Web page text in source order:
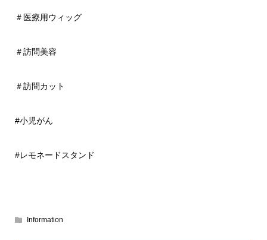
＃医療用ウィッグ
＃訪問美容
＃訪問カット
#小児がん
#レモネードスタンド
Information